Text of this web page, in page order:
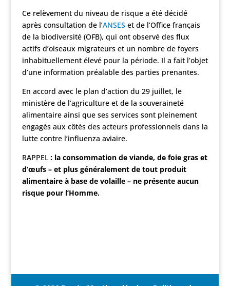
Ce relèvement du niveau de risque a été décidé
après consultation de l’ANSES et de l’Office français
de la biodiversité (OFB), qui ont observé des flux
actifs d’oiseaux migrateurs et un nombre de foyers
inhabituellement élevé pour la période. Il a fait l’objet
d’une information préalable des parties prenantes.
En accord avec le plan d’action du 29 juillet, le
ministère de l’agriculture et de la souveraineté
alimentaire ainsi que ses services sont pleinement
engagés aux côtés des acteurs professionnels dans la
lutte contre l’influenza aviaire.
RAPPEL : la consommation de viande, de foie gras et
d’œufs –et plus généralement de tout produit
alimentaire àbase de volaille –ne présente aucun
risque pour l’Homme.